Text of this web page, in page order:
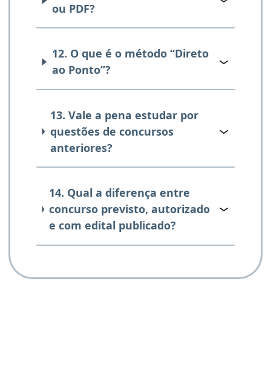
ou PDF?
12. O que é o método “Direto
ao Ponto”?
13. Vale a pena estudar por
questões de concursos
anteriores?
14. Qual a diferença entre
concurso previsto, autorizado
e com edital publicado?